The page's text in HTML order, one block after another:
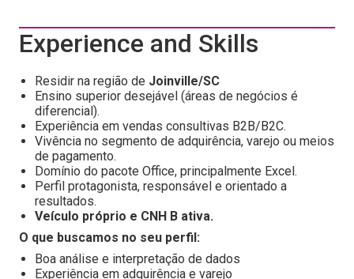
Experience and Skills
Residir na região de Joinville/SC
Ensino superior desejável (áreas de negócios é
diferencial).
Experiência em vendas consultivas B2B/B2C.
Vivência no segmento de adquirência, varejo ou meios
de pagamento.
Domínio do pacote Office, principalmente Excel.
Perfil protagonista, responsável e orientado a
resultados.
Veículo próprio e CNH B ativa.
O que buscamos no seu perfil:
Boa análise e interpretação de dados
Experiência em adquirência e varejo